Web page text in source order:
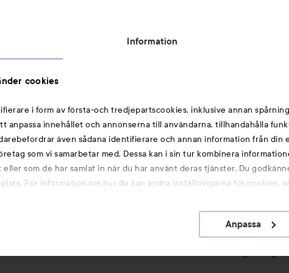
Information
cookies
i form av första-och tredjepartscookies, inklusive annan
anpassa innehållet och annonserna till användarna, tillhandahålla
även sådana identifierare och annan information från din
som vi samarbetar med. Dessa kan i sin tur kombinera
som de har samlat in när du har använt deras tjänster. Du
För information om hur du kan ändra inställningarna för cookies,
Anpassa
Michael Edwards Fragrances of the World
Cookie Consent
Partners
Du kanske också gillar
Smink
Hårnålar